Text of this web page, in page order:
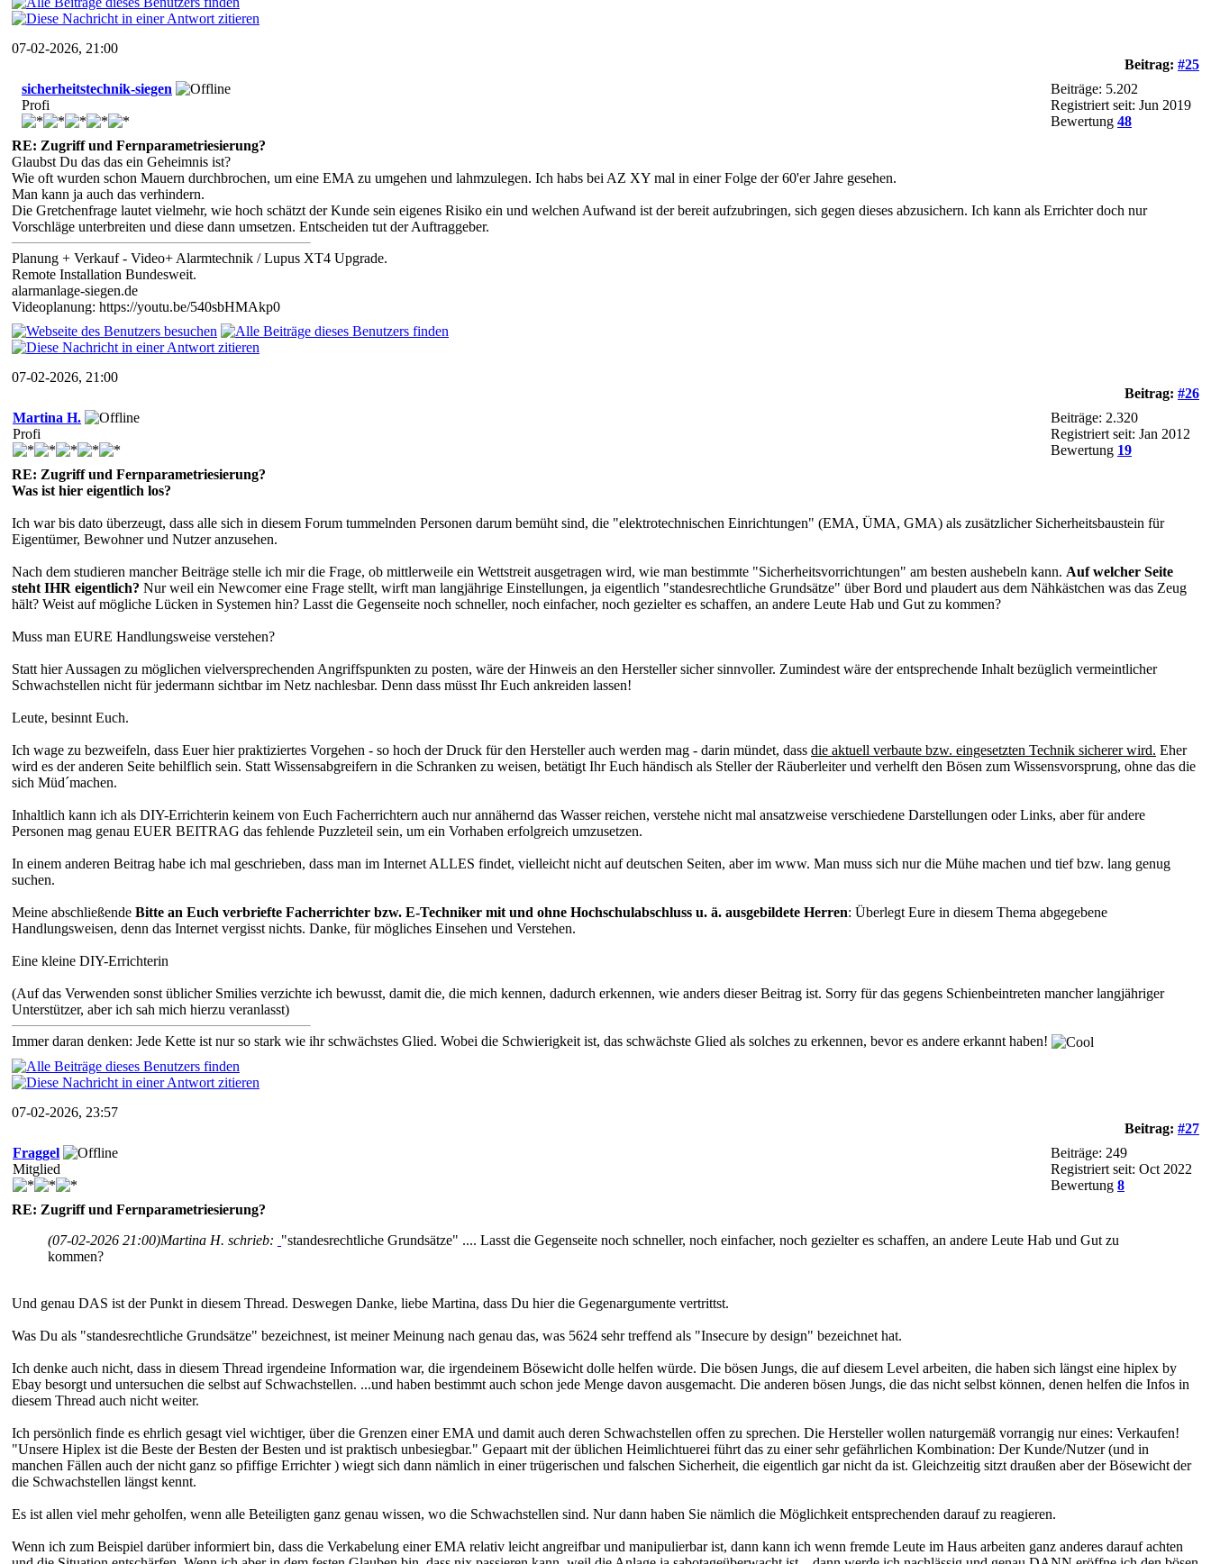
07-02-2026, 21:00
Beitrag: #25
sicherheitstechnik-siegen
Profi
Beiträge: 5.202
Registriert seit: Jun 2019
Bewertung 48
RE: Zugriff und Fernparametriesierung?
Glaubst Du das das ein Geheimnis ist?
Wie oft wurden schon Mauern durchbrochen, um eine EMA zu umgehen und lahmzulegen. Ich habs bei AZ XY mal in einer Folge der 60'er Jahre gesehen.
Man kann ja auch das verhindern.
Die Gretchenfrage lautet vielmehr, wie hoch schätzt der Kunde sein eigenes Risiko ein und welchen Aufwand ist der bereit aufzubringen, sich gegen dieses abzusichern. Ich kann als Errichter doch nur
Vorschläge unterbreiten und diese dann umsetzen. Entscheiden tut der Auftraggeber.
Planung + Verkauf - Video+ Alarmtechnik / Lupus XT4 Upgrade.
Remote Installation Bundesweit.
alarmanlage-siegen.de
Videoplanung: https://youtu.be/540sbHMAkp0
07-02-2026, 21:00
Beitrag: #26
Martina H.
Profi
Beiträge: 2.320
Registriert seit: Jan 2012
Bewertung 19
RE: Zugriff und Fernparametriesierung?
Was ist hier eigentlich los?
Ich war bis dato überzeugt, dass alle sich in diesem Forum tummelnden Personen darum bemüht sind, die "elektrotechnischen Einrichtungen" (EMA, ÜMA, GMA) als zusätzlicher Sicherheitsbaustein für
Eigentümer, Bewohner und Nutzer anzusehen.
Nach dem studieren mancher Beiträge stelle ich mir die Frage, ob mittlerweile ein Wettstreit ausgetragen wird, wie man bestimmte "Sicherheitsvorrichtungen" am besten aushebeln kann. Auf welcher Seite
steht IHR eigentlich? Nur weil ein Newcomer eine Frage stellt, wirft man langjährige Einstellungen, ja eigentlich "standesrechtliche Grundsätze" über Bord und plaudert aus dem Nähkästchen was das Zeug
hält? Weist auf mögliche Lücken in Systemen hin? Lasst die Gegenseite noch schneller, noch einfacher, noch gezielter es schaffen, an andere Leute Hab und Gut zu kommen?
Muss man EURE Handlungsweise verstehen?
Statt hier Aussagen zu möglichen vielversprechenden Angriffspunkten zu posten, wäre der Hinweis an den Hersteller sicher sinnvoller. Zumindest wäre der entsprechende Inhalt bezüglich vermeintlicher
Schwachstellen nicht für jedermann sichtbar im Netz nachlesbar. Denn dass müsst Ihr Euch ankreiden lassen!
Leute, besinnt Euch.
Ich wage zu bezweifeln, dass Euer hier praktiziertes Vorgehen - so hoch der Druck für den Hersteller auch werden mag - darin mündet, dass die aktuell verbaute bzw. eingesetzten Technik sicherer wird. Eher
wird es der anderen Seite behilflich sein. Statt Wissensabgreifern in die Schranken zu weisen, betätigt Ihr Euch händisch als Steller der Räuberleiter und verhelft den Bösen zum Wissensvorsprung, ohne das die
sich Müd´machen.
Inhaltlich kann ich als DIY-Errichterin keinem von Euch Facherrichtern auch nur annähernd das Wasser reichen, verstehe nicht mal ansatzweise verschiedene Darstellungen oder Links, aber für andere
Personen mag genau EUER BEITRAG das fehlende Puzzleteil sein, um ein Vorhaben erfolgreich umzusetzen.
In einem anderen Beitrag habe ich mal geschrieben, dass man im Internet ALLES findet, vielleicht nicht auf deutschen Seiten, aber im www. Man muss sich nur die Mühe machen und tief bzw. lang genug
suchen.
Meine abschließende Bitte an Euch verbriefte Facherrichter bzw. E-Techniker mit und ohne Hochschulabschluss u. ä. ausgebildete Herren: Überlegt Eure in diesem Thema abgegebene
Handlungsweisen, denn das Internet vergisst nichts. Danke, für mögliches Einsehen und Verstehen.
Eine kleine DIY-Errichterin
(Auf das Verwenden sonst üblicher Smilies verzichte ich bewusst, damit die, die mich kennen, dadurch erkennen, wie anders dieser Beitrag ist. Sorry für das gegens Schienbeintreten mancher langjähriger
Unterstützer, aber ich sah mich hierzu veranlasst)
Immer daran denken: Jede Kette ist nur so stark wie ihr schwächstes Glied. Wobei die Schwierigkeit ist, das schwächste Glied als solches zu erkennen, bevor es andere erkannt haben!
07-02-2026, 23:57
Beitrag: #27
Fraggel
Mitglied
Beiträge: 249
Registriert seit: Oct 2022
Bewertung 8
RE: Zugriff und Fernparametriesierung?
(07-02-2026 21:00)Martina H. schrieb: "standesrechtliche Grundsätze" .... Lasst die Gegenseite noch schneller, noch einfacher, noch gezielter es schaffen, an andere Leute Hab und Gut zu
kommen?
Und genau DAS ist der Punkt in diesem Thread. Deswegen Danke, liebe Martina, dass Du hier die Gegenargumente vertrittst.
Was Du als "standesrechtliche Grundsätze" bezeichnest, ist meiner Meinung nach genau das, was 5624 sehr treffend als "Insecure by design" bezeichnet hat.
Ich denke auch nicht, dass in diesem Thread irgendeine Information war, die irgendeinem Bösewicht dolle helfen würde. Die bösen Jungs, die auf diesem Level arbeiten, die haben sich längst eine hiplex by
Ebay besorgt und untersuchen die selbst auf Schwachstellen. ...und haben bestimmt auch schon jede Menge davon ausgemacht. Die anderen bösen Jungs, die das nicht selbst können, denen helfen die Infos in
diesem Thread auch nicht weiter.
Ich persönlich finde es ehrlich gesagt viel wichtiger, über die Grenzen einer EMA und damit auch deren Schwachstellen offen zu sprechen. Die Hersteller wollen naturgemäß vorrangig nur eines: Verkaufen!
"Unsere Hiplex ist die Beste der Besten der Besten und ist praktisch unbesiegbar." Gepaart mit der üblichen Heimlichtuerei führt das zu einer sehr gefährlichen Kombination: Der Kunde/Nutzer (und in
manchen Fällen auch der nicht ganz so pfiffige Errichter ) wiegt sich dann nämlich in einer trügerischen und falschen Sicherheit, die eigentlich gar nicht da ist. Gleichzeitig sitzt draußen aber der Bösewicht der
die Schwachstellen längst kennt.
Es ist allen viel mehr geholfen, wenn alle Beteiligten ganz genau wissen, wo die Schwachstellen sind. Nur dann haben Sie nämlich die Möglichkeit entsprechenden darauf zu reagieren.
Wenn ich zum Beispiel darüber informiert bin, dass die Verkabelung einer EMA relativ leicht angreifbar und manipulierbar ist, dann kann ich wenn fremde Leute im Haus arbeiten ganz anderes darauf achten